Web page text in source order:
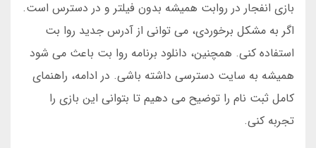
بازی انفجار در روابت همیشه بدون فیلتر و در دسترس است.
اگر به مشکل برخوردی، می توانی از آدرس جدید روا بت
استفاده کنی. همچنین، دانلود برنامه روا بت باعث می شود
همیشه به سایت دسترسی داشته باشی. در ادامه، راهنمای
کامل ثبت نام را توضیح می دهیم تا بتوانی این بازی را
تجربه کنی.